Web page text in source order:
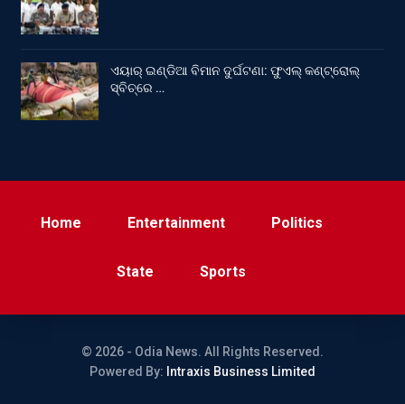
ଏୟାର୍ ଇଣ୍ଡିଆ ବିମାନ ଦୁର୍ଘଟଣା: ଫୁଏଲ୍‌ କଣ୍ଟ୍ରୋଲ୍‌
ସ୍ବିଚ୍‌ରେ …
Home Entertainment Politics
State Sports
© 2026 - Odia News. All Rights Reserved.
Powered By: Intraxis Business Limited